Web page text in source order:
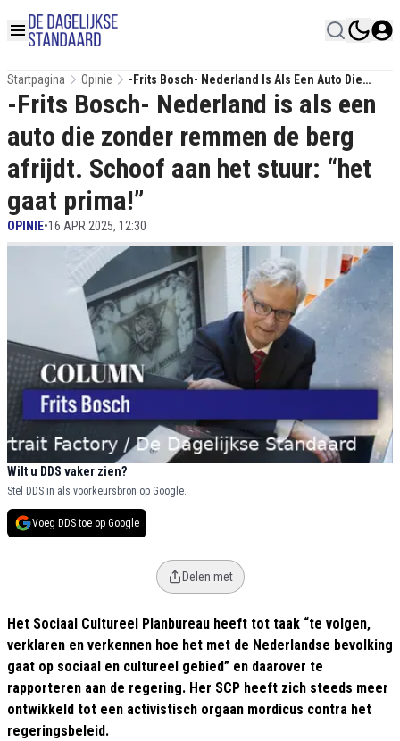
Startpagina Opinie
-Frits Bosch- Nederland Is Als Een Auto Die
Zonder Remmen De Berg Afrijdt. Schoof Aan Het
Stuur: “het Gaat Prima!”
-Frits Bosch- Nederland is als een
auto die zonder remmen de berg
afrijdt. Schoof aan het stuur: “het
gaat prima!”
OPINIE•16 APR 2025, 12:30
Wilt u DDS vaker zien?
Stel DDS in als voorkeursbron op Google.
Voeg DDS toe op Google
Delen met
Het Sociaal Cultureel Planbureau heeft tot taak “te volgen,
verklaren en verkennen hoe het met de Nederlandse bevolking
gaat op sociaal en cultureel gebied” en daarover te
rapporteren aan de regering. Her SCP heeft zich steeds meer
ontwikkeld tot een activistisch orgaan mordicus contra het
regeringsbeleid.